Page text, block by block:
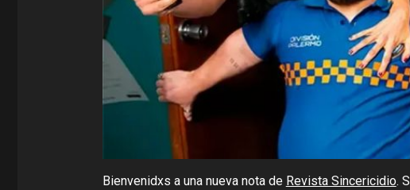
Bienvenidxs a una nueva nota de Revista Sincericidio.